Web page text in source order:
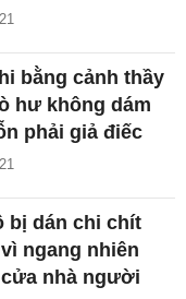
bằng cảnh thầy
hư không dám
phải giả điếc
bị dán chi chít
ngang nhiên
nhà người